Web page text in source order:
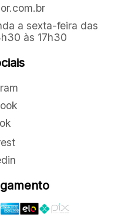
a sexta-feira das
às 17h30